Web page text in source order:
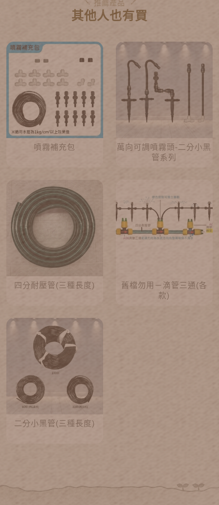
推薦產品
其他人也有買
噴霧補充包
萬向可調噴霧頭-二分小黑
管系列
四分耐壓管(三種長度)
舊檔勿用－滴管三通(各
款)
二分小黑管(三種長度)